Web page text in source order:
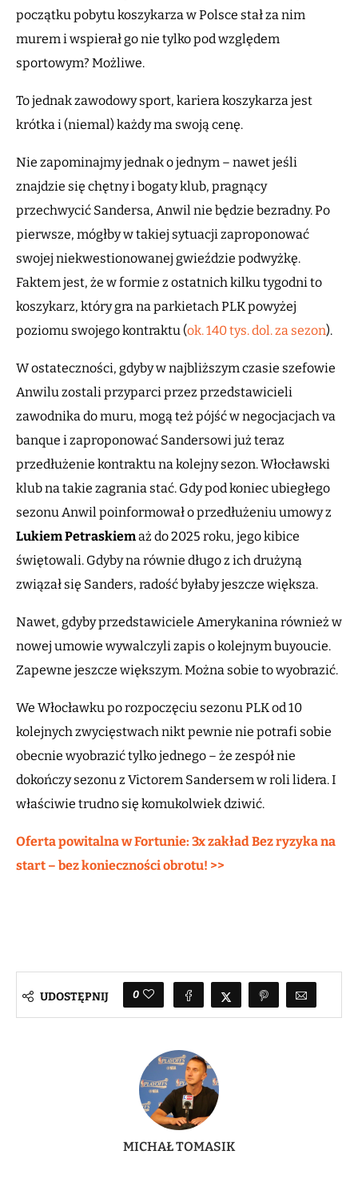
początku pobytu koszykarza w Polsce stał za nim
murem i wspierał go nie tylko pod względem
sportowym? Możliwe.
To jednak zawodowy sport, kariera koszykarza jest
krótka i (niemal) każdy ma swoją cenę.
Nie zapominajmy jednak o jednym – nawet jeśli
znajdzie się chętny i bogaty klub, pragnący
przechwycić Sandersa, Anwil nie będzie bezradny. Po
pierwsze, mógłby w takiej sytuacji zaproponować
swojej niekwestionowanej gwieździe podwyżkę.
Faktem jest, że w formie z ostatnich kilku tygodni to
koszykarz, który gra na parkietach PLK powyżej
poziomu swojego kontraktu (ok.140 tys. dol. za sezon).
W ostateczności, gdyby w najbliższym czasie szefowie
Anwilu zostali przyparci przez przedstawicieli
zawodnika do muru, mogą też pójść w negocjacjach va
banque i zaproponować Sandersowi już teraz
przedłużenie kontraktu na kolejny sezon. Włocławski
klub na takie zagrania stać. Gdy pod koniec ubiegłego
sezonu Anwil poinformował o przedłużeniu umowy z
Lukiem Petraskiemaż do 2025 roku, jego kibice
świętowali. Gdyby na równie długo z ich drużyną
związał się Sanders, radość byłaby jeszcze większa.
Nawet, gdyby przedstawiciele Amerykanina również w
nowej umowie wywalczyli zapis o kolejnym buyoucie.
Zapewne jeszcze większym. Można sobie to wyobrazić.
We Włocławku po rozpoczęciu sezonu PLK od 10
kolejnych zwycięstwach nikt pewnie nie potrafi sobie
obecnie wyobrazić tylko jednego – że zespół nie
dokończy sezonu z Victorem Sandersem w roli lidera. I
właściwie trudno się komukolwiek dziwić.
Oferta powitalna w Fortunie: 3x zakład Bez ryzyka na
start – bez konieczności obrotu! >>
UDOSTĘPNIJ 0
MICHAŁ TOMASIK